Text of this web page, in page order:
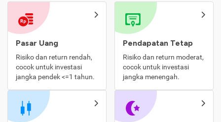
Pasar Uang
Risiko dan return rendah,
cocok untuk investasi
jangka pendek <=1 tahun.
Pendapatan Tetap
Risiko dan return moderat,
cocok untuk investasi
jangka menengah.